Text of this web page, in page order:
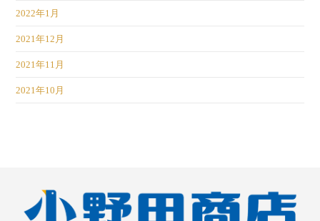
2022年1月
2021年12月
2021年11月
2021年10月